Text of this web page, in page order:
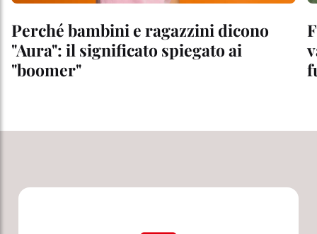
Perché bambini e ragazzini dicono
"Aura": il significato spiegato ai
"boomer"